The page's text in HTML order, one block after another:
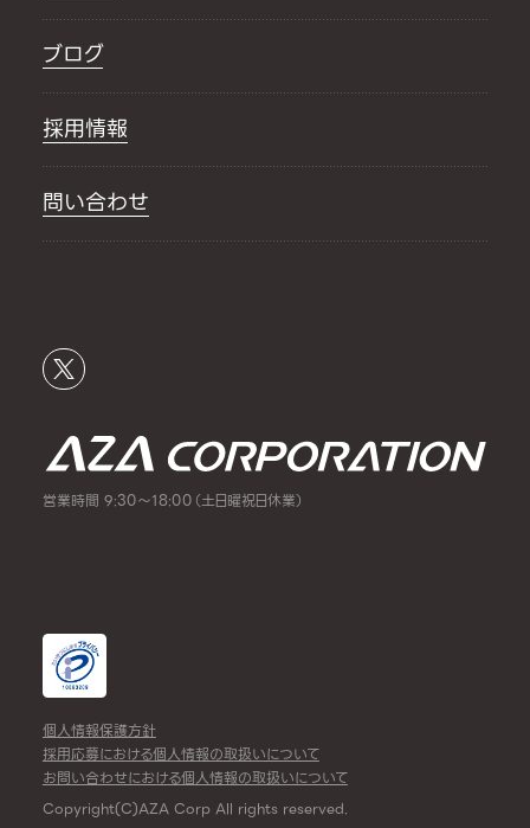
ブログ
採用情報
問い合わせ
営業時間 9:30～18:00（土日曜祝日休業）
個人情報保護方針
採用応募における個人情報の取扱いについて
お問い合わせにおける個人情報の取扱いについて
Copyright(C)AZA Corp All rights reserved.